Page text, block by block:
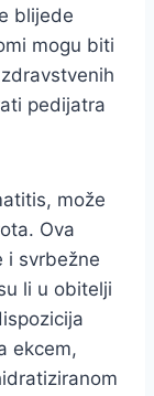
blijede
mogu biti
pedijatra
može
Ova
i svrbežne
li u obitelji
ekcem,